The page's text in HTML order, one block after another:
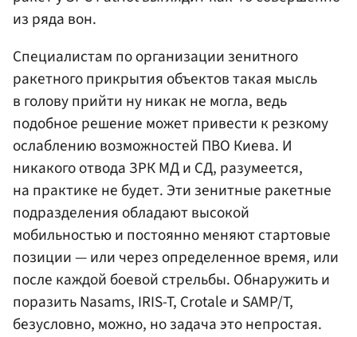
из ряда вон.
Специалистам по организации зенитного
ракетного прикрытия объектов такая мысль
в голову прийти ну никак не могла, ведь
подобное решение может привести к резкому
ослаблению возможностей ПВО Киева. И
никакого отвода ЗРК МД и СД, разумеется,
на практике не будет. Эти зенитные ракетные
подразделения обладают высокой
мобильностью и постоянно меняют стартовые
позиции — или через определенное время, или
после каждой боевой стрельбы. Обнаружить и
поразить Nasams, IRIS-T, Crotale и SAMP/T,
безусловно, можно, но задача это непростая.